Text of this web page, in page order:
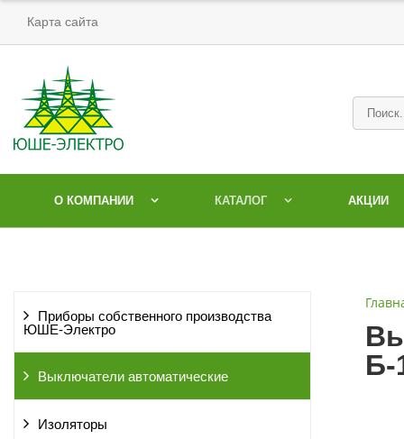
Карта сайта
О КОМПАНИИ КАТАЛОГ АКЦИИ
Приборы собственного производства
ЮШЕ-Электро
Выключатели автоматические
Изоляторы
Б-